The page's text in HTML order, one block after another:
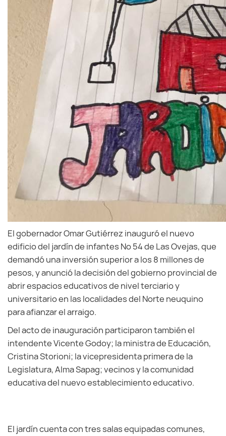
El gobernador Omar Gutiérrez inauguró el nuevo
edificio del jardín de infantes Nº 54 de Las Ovejas, que
demandó una inversión superior a los 8 millones de
pesos, y anunció la decisión del gobierno provincial de
abrir espacios educativos de nivel terciario y
universitario en las localidades del Norte neuquino
para afianzar el arraigo.
Del acto de inauguración participaron también el
intendente Vicente Godoy; la ministra de Educación,
Cristina Storioni; la vicepresidenta primera de la
Legislatura, Alma Sapag; vecinos y la comunidad
educativa del nuevo establecimiento educativo.
El jardín cuenta con tres salas equipadas comunes,